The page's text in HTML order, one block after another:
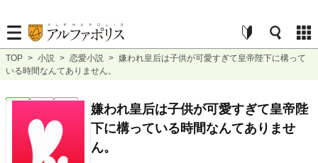
TOP > 小説 > 恋愛小説 > 嫌われ皇后は子供が可愛すぎて皇帝陛下に構って
いる時間なんてありません。
恋愛 完結 長編
嫌われ皇后は子供が可愛すぎて皇帝陛
下に構っている時間なんてありませ
ん。